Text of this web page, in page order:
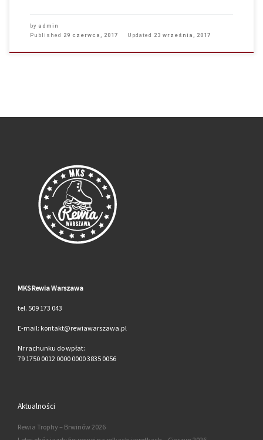
by admin
Published 29 czerwca, 2017 Updated 23 września, 2017
MKS Rewia Warszawa
tel. 509 173 043
E-mail: kontakt@rewiawarszawa.pl
Nr rachunku do wpłat:
79 1750 0012 0000 0000 3835 0056
Aktualności
Rewia Trophy – Brwinów 2026